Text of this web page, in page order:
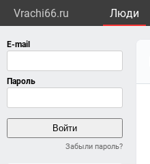
Vrachi66.ru Люди
Забыли пароль?